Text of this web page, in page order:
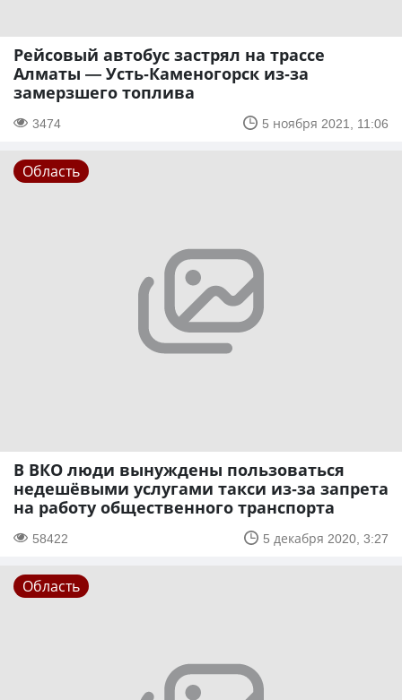
Рейсовый автобус застрял на трассе
Алматы — Усть-Каменогорск из-за
замерзшего топлива
3474 5 ноября 2021, 11:06
Область
В ВКО люди вынуждены пользоваться
недешёвыми услугами такси из-за запрета
на работу общественного транспорта
58422 5 декабря 2020, 3:27
Область